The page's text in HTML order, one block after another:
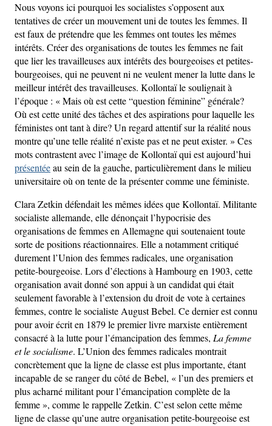
Nous voyons ici pourquoi les socialistes s’opposent aux
tentatives de créer un mouvement uni de toutes les femmes. Il
est faux de prétendre que les femmes ont toutes les mêmes
intérêts. Créer des organisations de toutes les femmes ne fait
que lier les travailleuses aux intérêts des bourgeoises et petites-
bourgeoises, qui ne peuvent ni ne veulent mener la lutte dans le
meilleur intérêt des travailleuses. Kollontaï le soulignait à
l’époque : « Mais où est cette “question féminine” générale?
Où est cette unité des tâches et des aspirations pour laquelle les
féministes ont tant à dire? Un regard attentif sur la réalité nous
montre qu’une telle réalité n’existe pas et ne peut exister. » Ces
mots contrastent avec l’image de Kollontaï qui est aujourd’hui
présentéeau sein de la gauche, particulièrement dans le milieu
universitaire où on tente de la présenter comme une féministe.
Clara Zetkin défendait les mêmes idées que Kollontaï. Militante
socialiste allemande, elle dénonçait l’hypocrisie des
organisations de femmes en Allemagne qui soutenaient toute
sorte de positions réactionnaires. Elle a notamment critiqué
durement l’Union des femmes radicales, une organisation
petite-bourgeoise. Lors d’élections à Hambourg en 1903, cette
organisation avait donné son appui à un candidat qui était
seulement favorable à l’extension du droit de vote à certaines
femmes, contre le socialiste August Bebel. Ce dernier est connu
pour avoir écrit en 1879 le premier livre marxiste entièrement
consacré à la lutte pour l’émancipation des femmes, La femme
et le socialisme. L’Union des femmes radicales montrait
concrètement que la ligne de classe est plus importante, étant
incapable de se ranger du côté de Bebel, « l’un des premiers et
plus acharné militant pour l’émancipation complète de la
femme », comme le rappelle Zetkin. C’est selon cette même
ligne de classe qu’une autre organisation petite-bourgeoise est